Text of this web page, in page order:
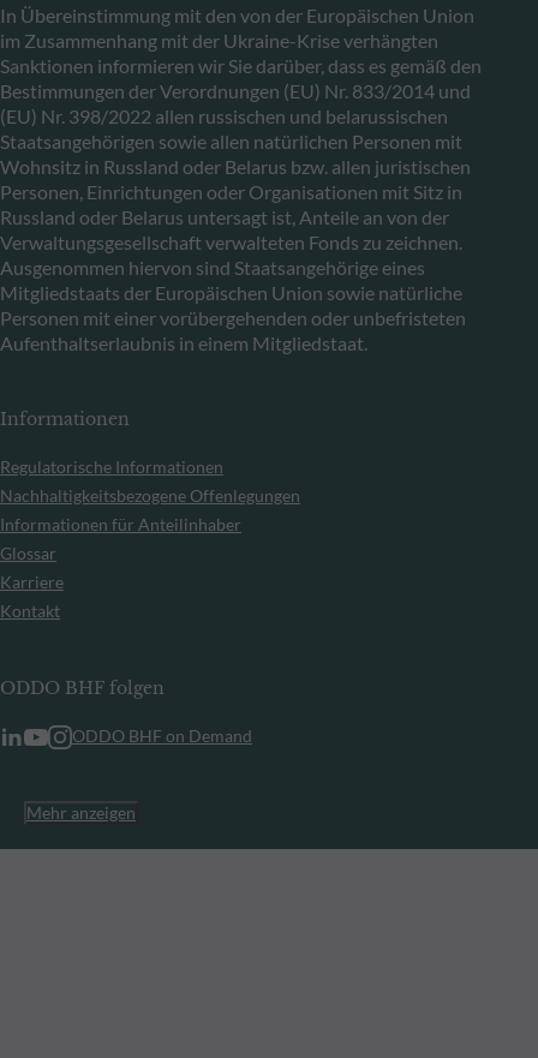
In Übereinstimmung mit den von der Europäischen Union
im Zusammenhang mit der Ukraine-Krise verhängten
Sanktionen informieren wir Sie darüber, dass es gemäß den
Bestimmungen der Verordnungen (EU) Nr. 833/2014 und
(EU) Nr. 398/2022 allen russischen und belarussischen
Staatsangehörigen sowie allen natürlichen Personen mit
Wohnsitz in Russland oder Belarus bzw. allen juristischen
Personen, Einrichtungen oder Organisationen mit Sitz in
Russland oder Belarus untersagt ist, Anteile an von der
Verwaltungsgesellschaft verwalteten Fonds zu zeichnen.
Ausgenommen hiervon sind Staatsangehörige eines
Mitgliedstaats der Europäischen Union sowie natürliche
Personen mit einer vorübergehenden oder unbefristeten
Aufenthaltserlaubnis in einem Mitgliedstaat.
Informationen
Regulatorische Informationen
Nachhaltigkeitsbezogene Offenlegungen
Informationen für Anteilinhaber
Glossar
Karriere
Kontakt
ODDO BHF folgen
ODDO BHF on Demand
Mehr anzeigen